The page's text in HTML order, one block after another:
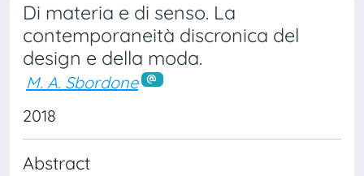
Di materia e di senso. La
contemporaneità discronica del
design e della moda.
M. A. Sbordone
2018
Abstract